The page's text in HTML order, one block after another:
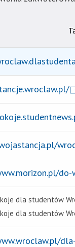
dla studentów
dla studentów